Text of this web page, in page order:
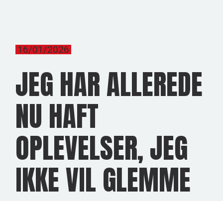
16/01/2026
JEG HAR ALLEREDE
NU HAFT
OPLEVELSER, JEG
IKKE VIL GLEMME